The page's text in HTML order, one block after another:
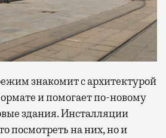
знакомит с архитектурой
и помогает по-новому
здания. Инсталляции
посмотреть на них, но и